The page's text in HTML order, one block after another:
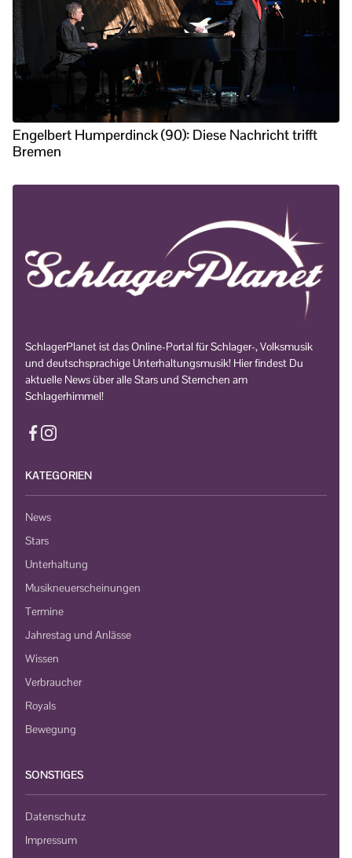
Engelbert Humperdinck (90): Diese Nachricht trifft
Bremen
SchlagerPlanet ist das Online-Portal für Schlager-, Volksmusik
und deutschsprachige Unterhaltungsmusik! Hier findest Du
aktuelle News über alle Stars und Sternchen am
Schlagerhimmel!
KATEGORIEN
News
Stars
Unterhaltung
Musikneuerscheinungen
Termine
Jahrestag und Anlässe
Wissen
Verbraucher
Royals
Bewegung
SONSTIGES
Datenschutz
Impressum